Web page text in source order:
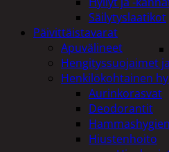
Säilytyslaatikot
Päivittäistavarat
Apuvälineet
Hengityssuojaimet
Henkilökohtainen
Aurinkorasvat
Deodorantit
Hiustenhoito